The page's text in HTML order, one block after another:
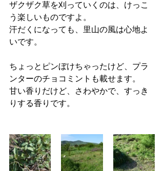
ザクザク草を刈っていくのは、けっこ
う楽しいものですよ。
汗だくになっても、里山の風は心地よ
いです。
ちょっとピンぼけちゃったけど、プラ
ンターのチョコミントも載せます。
甘い香りだけど、さわやかで、すっき
りする香りです。